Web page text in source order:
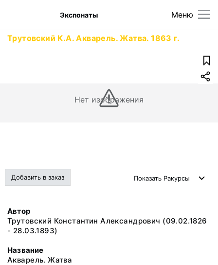
Меню
Экспонаты
Трутовский К.А. Акварель. Жатва. 1863 г.
Нет изображения
Добавить в заказ Показать Ракурсы
Автор
Трутовский Константин Александрович (09.02.1826
- 28.03.1893)
Название
Акварель. Жатва